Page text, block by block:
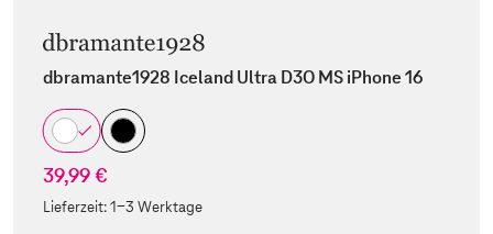
dbramante1928 Iceland Ultra D3O MS iPhone 16
39,99 €
Lieferzeit:1-3 Werktage